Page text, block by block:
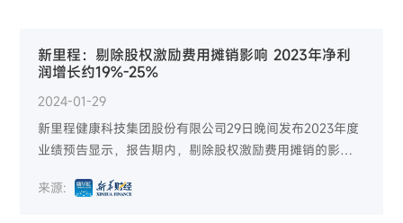
新里程：剔除股权激励费用摊销影响 2023年净利
润增长约19%-25%
2024-01-29
新里程健康科技集团股份有限公司29日晚间发布2023年度
业绩预告显示，报告期内，剔除股权激励费用摊销的影
同比增长约19%-25%；扣除非经常性损益后的净利润约1.8-
来源: